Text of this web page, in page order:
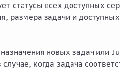
статусы всех доступных
размера задачи и доступных
новых задач или
когда задача